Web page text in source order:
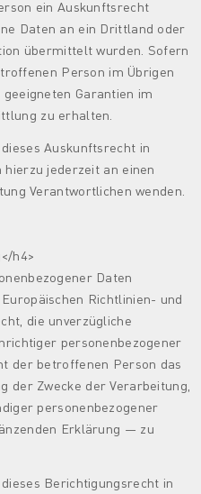
ein Auskunftsrecht
Daten an ein Drittland oder
übermittelt wurden. Sofern
Person im Übrigen
Garantien im
zu erhalten.
Auskunftsrecht in
hierzu jederzeit an einen
Verantwortlichen wenden.
h4>
Daten
Richtlinien- und
die unverzügliche
personenbezogener
der betroffenen Person das
der Zwecke der Verarbeitung,
personenbezogener
Erklärung — zu
Berichtigungsrecht in